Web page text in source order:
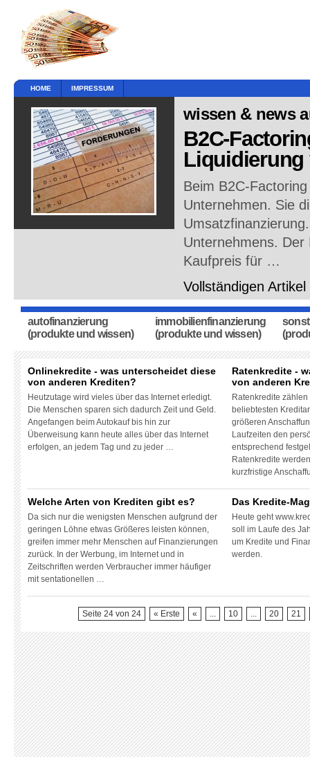
HOME IMPRESSUM
wissen & news
B2C-
Liquidierung
Beim B2C-
Unternehmen. Sie
Unternehmens.
Kaufpreis für …
Vollständigen
autofinanzierung
(produkte und wissen)
immobilienfinanzierung
(produkte und wissen)
Onlinekredite - was unterscheidet diese
von anderen Krediten?
Heutzutage wird vieles über das Internet erledigt.
Die Menschen sparen sich dadurch Zeit und Geld.
Angefangen beim Autokauf bis hin zur
Überweisung kann heute alles über das Internet
erfolgen, an jedem Tag und zu jeder …
Ratenkredite -
von anderen
Ratenkredite
beliebtesten
größeren
Laufzeiten den
entsprechend
Ratenkredite
kurzfristige
Welche Arten von Krediten gibt es?
Da sich nur die wenigsten Menschen aufgrund der
geringen Löhne etwas Größeres leisten können,
greifen immer mehr Menschen auf Finanzierungen
zurück. In der Werbung, im Internet und in
Zeitschriften werden Verbraucher immer häufiger
mit sentationellen …
Das Kredite-
Heute geht
soll im Laufe des
um Kredite und
werden.
Seite 24 von 24 « Erste « ... 10 ... 20 21